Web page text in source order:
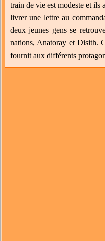
train de vie est modeste et
livrer une lettre au
deux jeunes gens se
nations, Anatoray et Disith.
fournit aux différents